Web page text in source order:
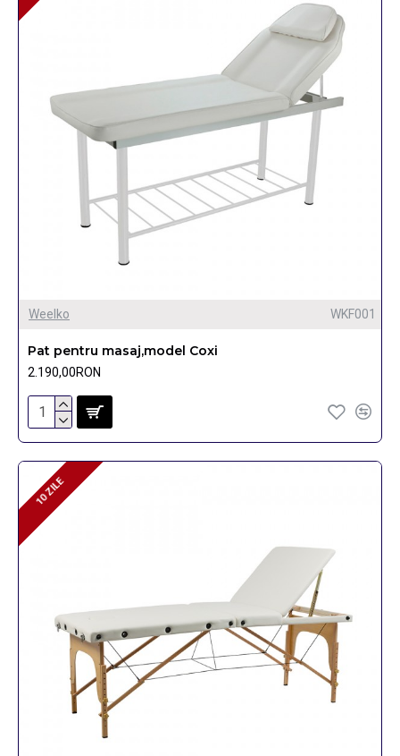
Weelko WKF001
Pat pentru masaj,model Coxi
2.190,00RON
10 ZILE
10 ZILE